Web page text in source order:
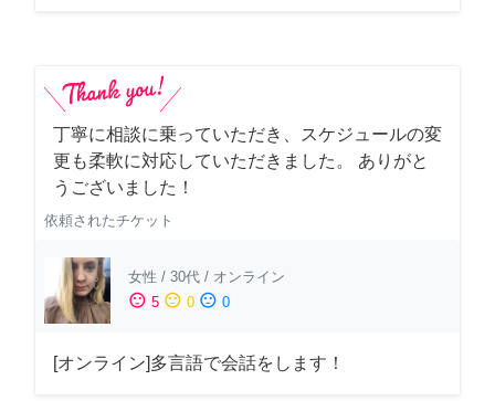
丁寧に相談に乗っていただき、スケジュールの変
更も柔軟に対応していただきました。 ありがと
うございました！
依頼されたチケット
女性 / 30代 / オンライン
sentiment_satisfied 5 sentiment_neutral 0 sentiment_dissatisfied 0
[オンライン]多言語で会話をします！